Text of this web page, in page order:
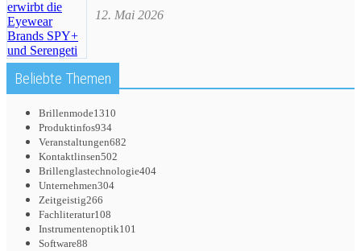
12. Mai 2026
Beliebte Themen
Brillenmode1310
Produktinfos934
Veranstaltungen682
Kontaktlinsen502
Brillenglastechnologie404
Unternehmen304
Zeitgeistig266
Fachliteratur108
Instrumentenoptik101
Software88